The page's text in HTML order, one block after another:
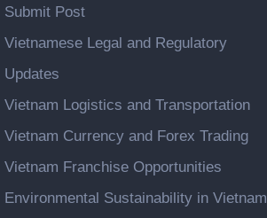
Submit Post
Vietnamese Legal and Regulatory
Updates
Vietnam Logistics and Transportation
Vietnam Currency and Forex Trading
Vietnam Franchise Opportunities
Environmental Sustainability in Vietnam